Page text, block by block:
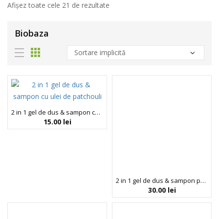
Afișez toate cele 21 de rezultate
Biobaza
2 in 1 gel de dus & sampon cu ulei de patchouli, carbune si vitamina B5, Black Energy, BIOBAZA [GENTLE]MEN, 30 ml
15.00 lei
2 in 1 gel de dus & sampon pentru barbati, cu aloe vera si extract de portocala dulce & salvie, Sportsman, BIOBAZA GENTLE[MEN], 220 ml
30.00 lei